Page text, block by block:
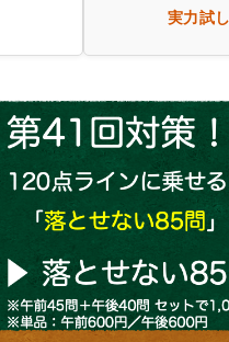
書き込みし
改行
実力試